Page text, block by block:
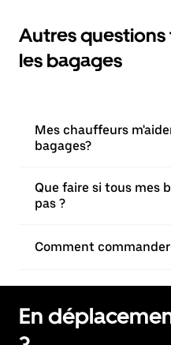
Autres
les bagages
Mes chauffeurs
bagages?
Que faire si tous mes
pas ?
Comment
En